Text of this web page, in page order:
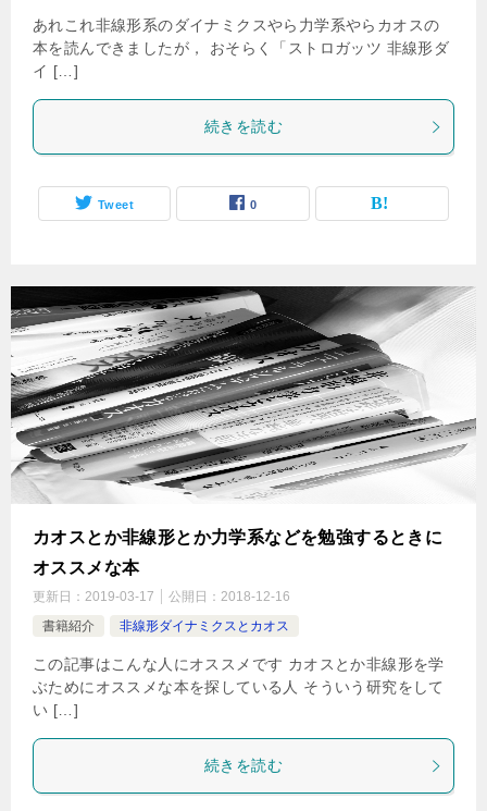
あれこれ非線形系のダイナミクスやら力学系やらカオスの
本を読んできましたが， おそらく「ストロガッツ 非線形ダ
イ […]
続きを読む
Tweet 0
カオスとか非線形とか力学系などを勉強するときに
オススメな本
更新日： 2019-03-17 公開日： 2018-12-16
書籍紹介
非線形ダイナミクスとカオス
この記事はこんな人にオススメです カオスとか非線形を学
ぶためにオススメな本を探している人 そういう研究をして
い […]
続きを読む